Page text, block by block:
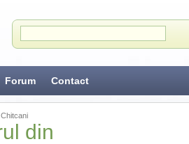
Forum Contact
din